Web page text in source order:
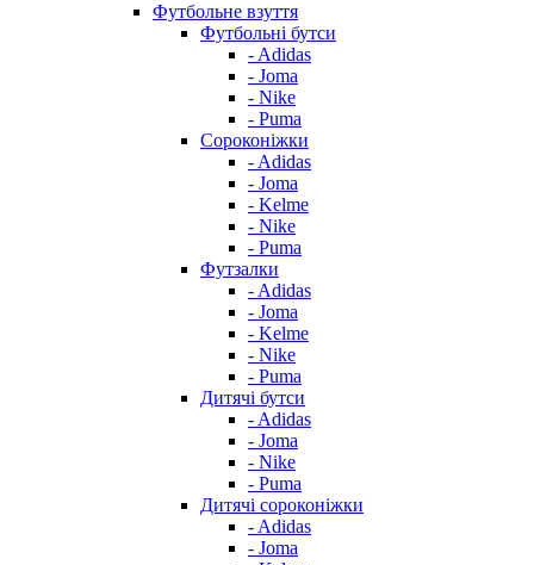
Футбольне взуття
Футбольні бутси
- Adidas
- Joma
- Nike
- Puma
Сороконіжки
- Adidas
- Joma
- Kelme
- Nike
- Puma
Футзалки
- Adidas
- Joma
- Kelme
- Nike
- Puma
Дитячі бутси
- Adidas
- Joma
- Nike
- Puma
Дитячі сороконіжки
- Adidas
- Joma